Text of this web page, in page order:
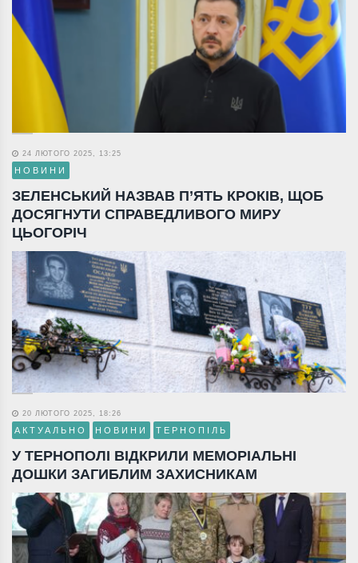
24 ЛЮТОГО 2025, 13:25
НОВИНИ
ЗЕЛЕНСЬКИЙ НАЗВАВ П’ЯТЬ КРОКІВ, ЩОБ
ДОСЯГНУТИ СПРАВЕДЛИВОГО МИРУ
ЦЬОГОРІЧ
20 ЛЮТОГО 2025, 18:26
АКТУАЛЬНО НОВИНИ ТЕРНОПІЛЬ
У ТЕРНОПОЛІ ВІДКРИЛИ МЕМОРІАЛЬНІ
ДОШКИ ЗАГИБЛИМ ЗАХИСНИКАМ